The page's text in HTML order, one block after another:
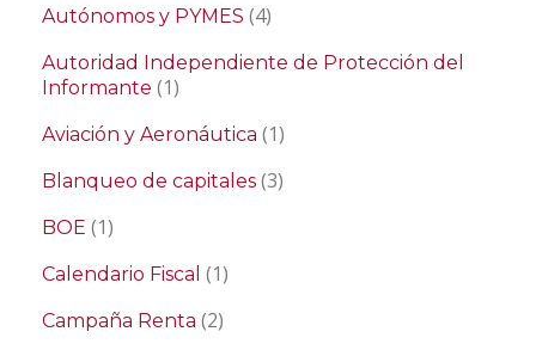
Autónomos y PYMES (4)
Autoridad Independiente de Protección del
Informante (1)
Aviación y Aeronáutica (1)
Blanqueo de capitales (3)
BOE (1)
Calendario Fiscal (1)
Campaña Renta (2)